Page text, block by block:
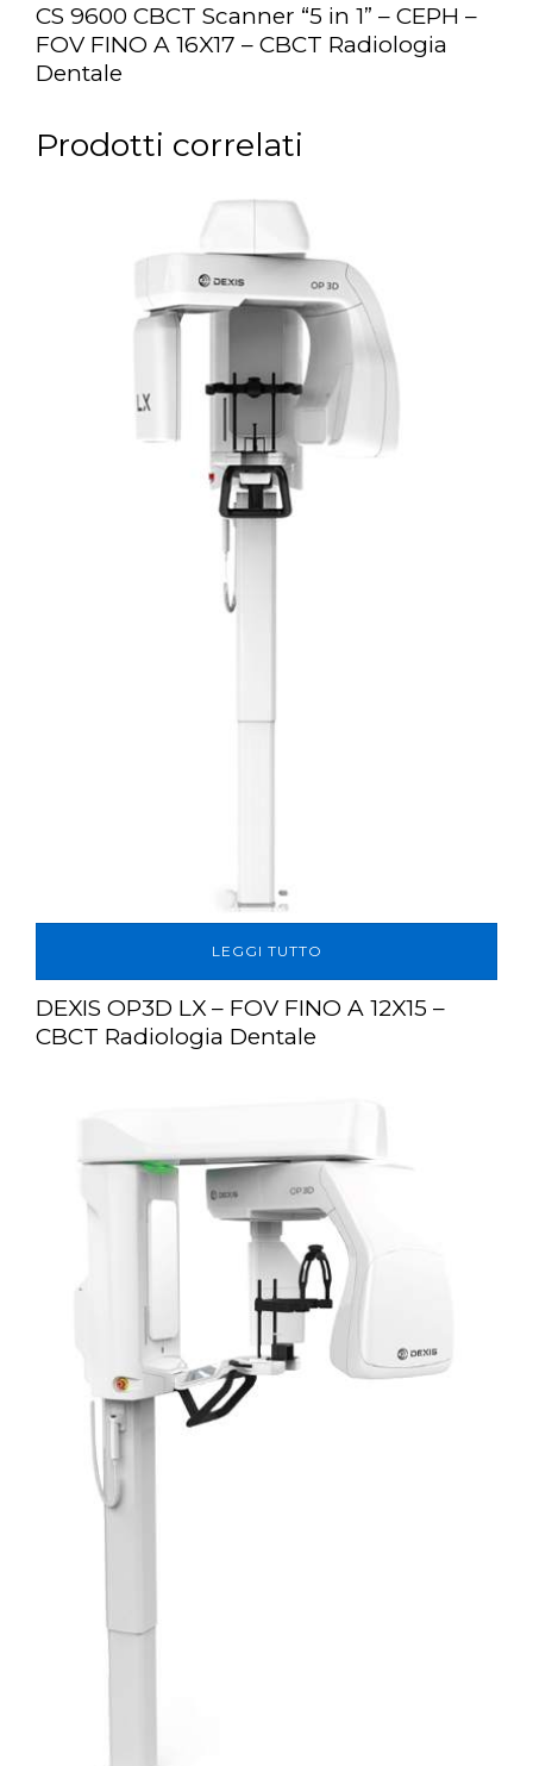
CS 9600 CBCT Scanner “5 in 1” – CEPH –
FOV FINO A 16X17 – CBCT Radiologia
Dentale
Prodotti correlati
LEGGI TUTTO
DEXIS OP3D LX – FOV FINO A 12X15 –
CBCT Radiologia Dentale